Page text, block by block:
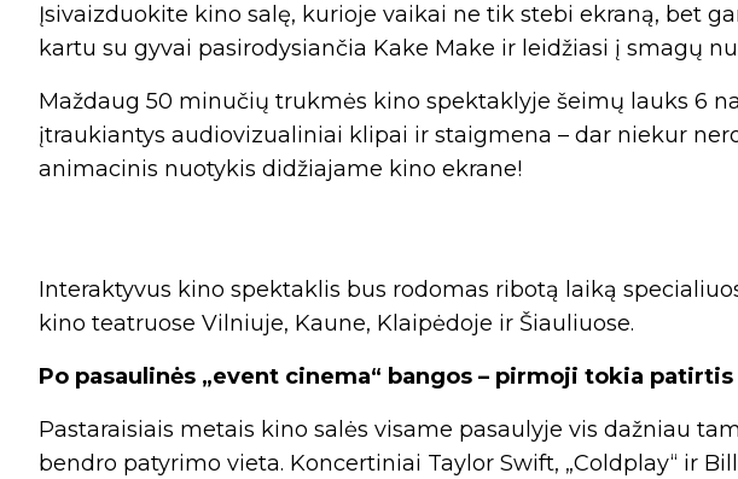
Įsivaizduokite kino salę, kurioje vaikai ne tik stebi ekraną, bet
kartu su gyvai pasirodysiančia Kake Make ir leidžiasi į smagų
Maždaug 50 minučių trukmės kino spektaklyje šeimų lauks 6
įtraukiantys audiovizualiniai klipai ir staigmena – dar niekur
animacinis nuotykis didžiajame kino ekrane!
Interaktyvus kino spektaklis bus rodomas ribotą laiką
kino teatruose Vilniuje, Kaune, Klaipėdoje ir Šiauliuose.
Po pasaulinės „event cinema“ bangos – pirmoji tokia
Pastaraisiais metais kino salės visame pasaulyje vis dažniau
bendro patyrimo vieta. Koncertiniai Taylor Swift, „Coldplay“ ir